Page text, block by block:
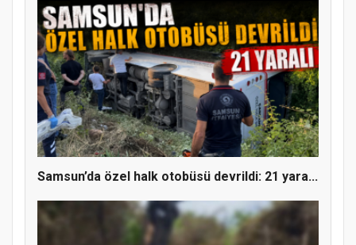
Samsun’da özel halk otobüsü devrildi: 21 yara...